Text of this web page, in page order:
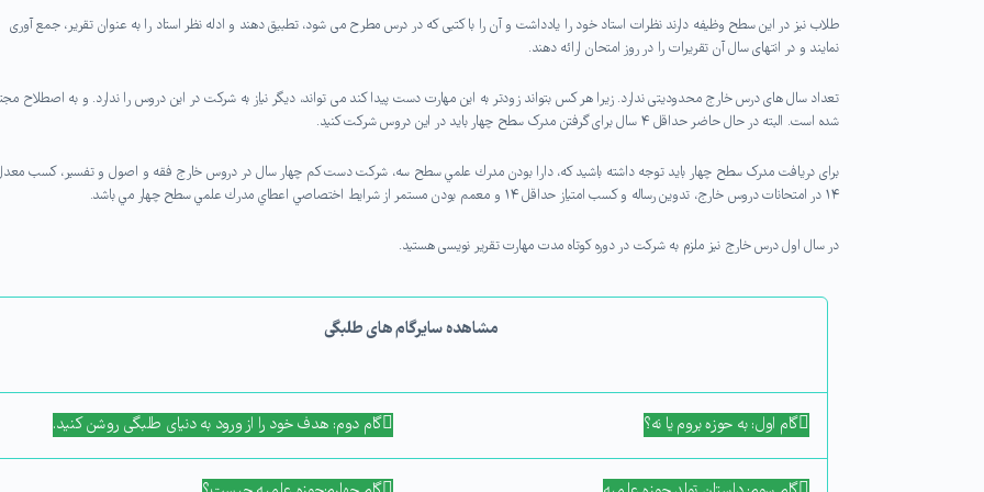
طلاب نیز در این سطح وظیفه دارند نظرات استاد خود را یادداشت و آن را با کتبی که در درس مطرح می شود، تطبیق دهند و ادله نظر استاد را به عنوان تقریر، جمع آوری
نمایند و در انتهای سال آن تقریرات را در روز امتحان ارائه دهند.
تعداد سال های درس خارج محدودیتی ندارد. زیرا هر کس بتواند زودتر به این مهارت دست پیدا کند می تواند، دیگر نیاز به شرکت در این دروس را ندارد. و به اصطلاح
شده است. البته در حال حاضر حداقل ۴ سال برای گرفتن مدرک سطح چهار باید در این دروس شرکت کنید.
برای دریافت مدرک سطح چهار باید توجه داشته باشید که، دارا بودن مدرك علمي سطح سه، شركت دست كم چهار سال در دروس خارج فقه و اصول و تفسير، كسب
۱۴ در امتحانات دروس خارج، تدوين رساله و كسب امتياز حداقل ۱۴ و معمم بودن مستمر از شرايط اختصاصي اعطاي مدرك علمي سطح چهار مي باشد.
در سال اول درس خارج نیز ملزم به شرکت در دوره کوتاه مدت مهارت تقریر نویسی هستید.
مشاهده سایر گام های طلبگی
گام اول: به حوزه بروم یا نه؟ گام دوم: هدف خود را از ورود به دنیای طلبگی روشن کنید.